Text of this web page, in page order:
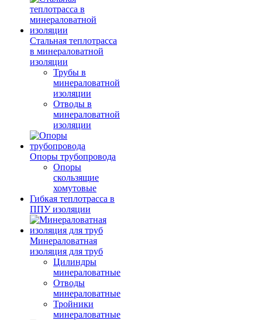
Стальная теплотрасса
в минераловатной
изоляции
Трубы в
минераловатной
изоляции
Отводы в
минераловатной
изоляции
Опоры трубопровода
Опоры
скользящие
хомутовые
Гибкая теплотрасса в
ППУ изоляции
Минераловатная
изоляция для труб
Цилиндры
минераловатные
Отводы
минераловатные
Тройники
минераловатные